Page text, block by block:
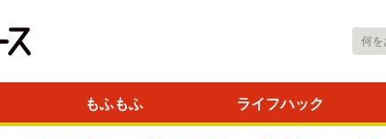
もふもふ ライフハック